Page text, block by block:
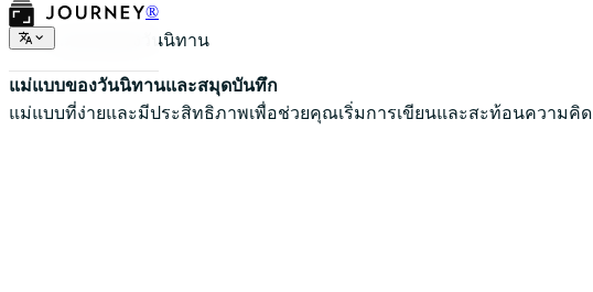
®
แม่แบบของวันนิทาน
แม่แบบของวันนิทานและสมุดบันทึก
แม่แบบที่ง่ายและมีประสิทธิภาพเพื่อช่วยคุณเริ่มการเขียนและสะท้อนความคิด